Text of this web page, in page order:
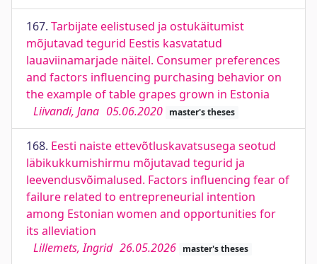
167. Tarbijate eelistused ja ostukäitumist
mõjutavad tegurid Eestis kasvatatud
lauaviinamarjade näitel. Consumer preferences
and factors influencing purchasing behavior on
the example of table grapes grown in Estonia
Liivandi, Jana 05.06.2020 master's theses
168. Eesti naiste ettevõtluskavatsusega seotud
läbikukkumishirmu mõjutavad tegurid ja
leevendusvõimalused. Factors influencing fear of
failure related to entrepreneurial intention
among Estonian women and opportunities for
its alleviation
Lillemets, Ingrid 26.05.2026 master's theses